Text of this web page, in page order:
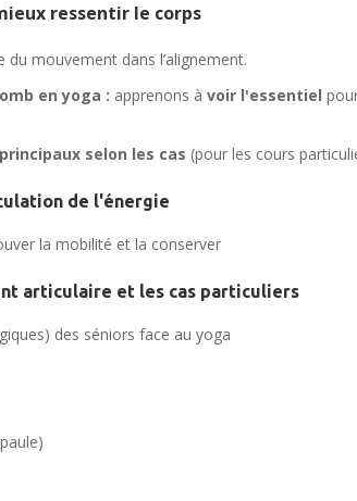
ressentir le corps
mouvement dans l’alignement.
en yoga : apprenons à voir l'essentiel
selon les cas (pour les cours
de l'énergie
la mobilité et la conserver
articulaire et les cas particuliers
des séniors face au yoga